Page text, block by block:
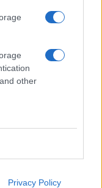
other
Privacy Policy
S26 egyik legjobb
18 Pro Max!
One UI 9 lehet az